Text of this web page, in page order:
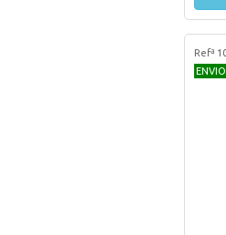
Refª